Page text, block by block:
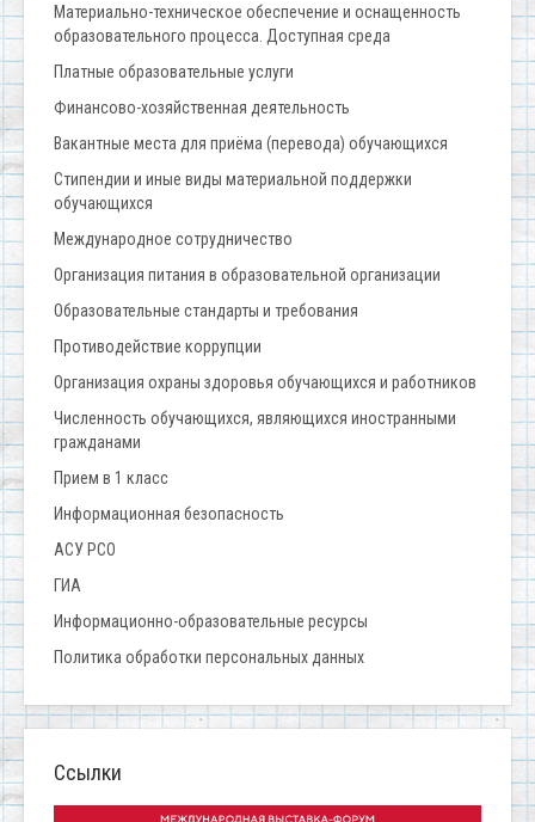
Материально-техническое обеспечение и оснащенность
образовательного процесса. Доступная среда
Платные образовательные услуги
Финансово-хозяйственная деятельность
Вакантные места для приёма (перевода) обучающихся
Стипендии и иные виды материальной поддержки
обучающихся
Международное сотрудничество
Организация питания в образовательной организации
Образовательные стандарты и требования
Противодействие коррупции
Организация охраны здоровья обучающихся и работников
Численность обучающихся, являющихся иностранными
гражданами
Прием в 1 класс
Информационная безопасность
АСУ РСО
ГИА
Информационно-образовательные ресурсы
Политика обработки персональных данных
Ссылки